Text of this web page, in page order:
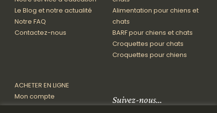
Suivez-nous…
Le Blog et notre actualité
Notre FAQ
Contactez-nous
Alimentation pour chiens et
chats
BARF pour chiens et chats
Croquettes pour chats
Croquettes pour chiens
ACHETER EN LIGNE
Mon compte
Mon panier